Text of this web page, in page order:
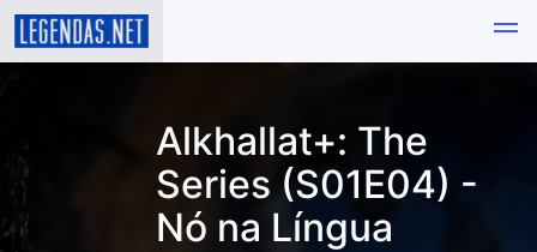
Alkhallat+: The
Series (S01E04) -
Nó na Língua